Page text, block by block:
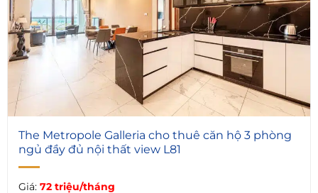
7
The Metropole Galleria cho thuê căn hộ 3 phòng
ngủ đầy đủ nội thất view L81
Giá: 72 triệu/tháng